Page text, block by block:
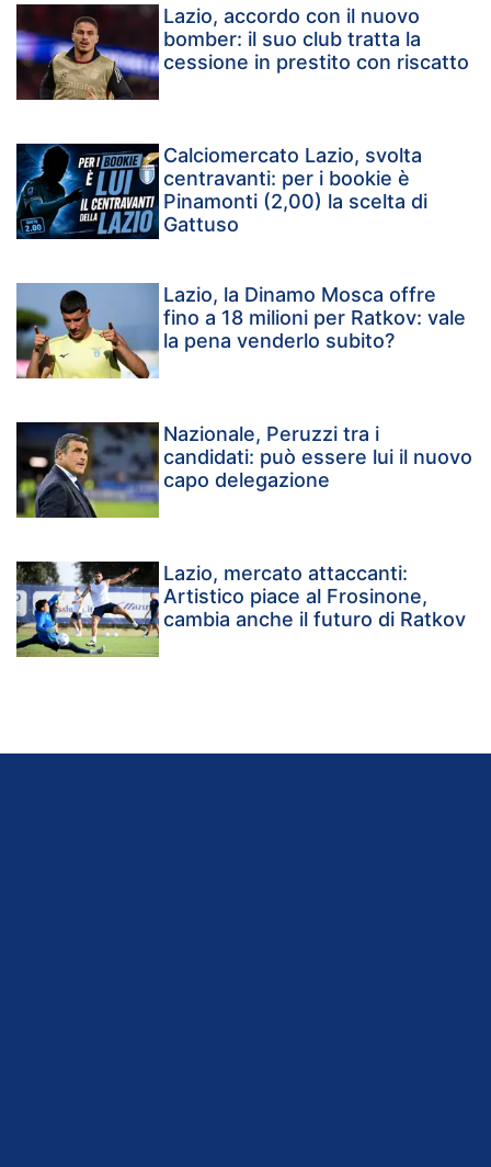
Lazio, accordo con il nuovo
bomber: il suo club tratta la
cessione in prestito con riscatto
Calciomercato Lazio, svolta
centravanti: per i bookie è
Pinamonti (2,00) la scelta di
Gattuso
Lazio, la Dinamo Mosca offre
fino a 18 milioni per Ratkov: vale
la pena venderlo subito?
Nazionale, Peruzzi tra i
candidati: può essere lui il nuovo
capo delegazione
Lazio, mercato attaccanti:
Artistico piace al Frosinone,
cambia anche il futuro di Ratkov